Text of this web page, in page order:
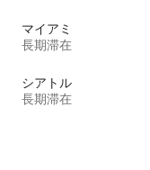
マイアミ
長期滞在
シアトル
長期滞在